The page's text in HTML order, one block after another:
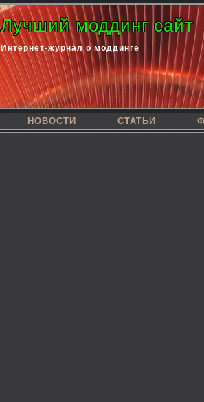
Лучший моддинг сайт
Интернет-журнал о моддинге
НОВОСТИ СТАТЬИ